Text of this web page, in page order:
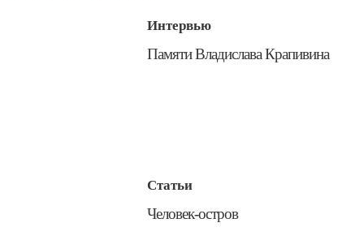
Интервью
​Памяти Владислава Крапивина
Статьи
Человек-остров